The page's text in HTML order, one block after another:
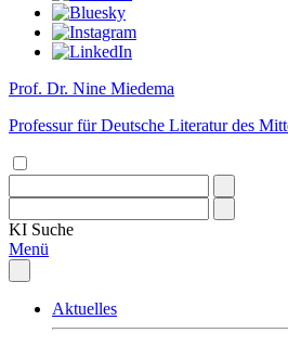
Prof. Dr. Nine Miedema
Professur für Deutsche Literatur des
KI Suche
Menü
Aktuelles